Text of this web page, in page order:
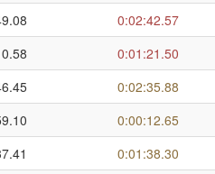
0:02:42.57
0:01:21.50
0:02:35.88
0:00:12.65
0:01:38.30